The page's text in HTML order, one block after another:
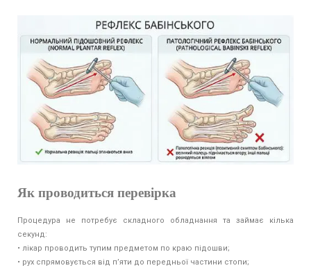
Як проводиться перевірка
Процедура не потребує складного обладнання та займає кілька
секунд:
• лікар проводить тупим предметом по краю підошви;
• рух спрямовується від п’яти до передньої частини стопи;